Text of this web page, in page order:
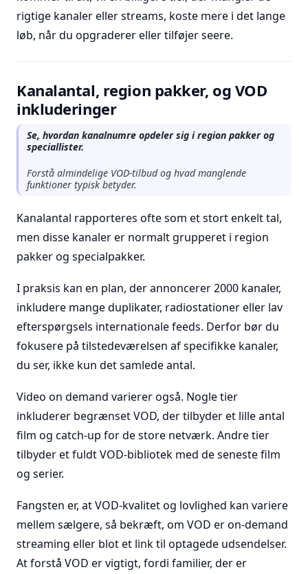
rigtige kanaler eller streams, koste mere i det lange
løb, når du opgraderer eller tilføjer seere.
Kanalantal, region pakker, og VOD
inkluderinger
Se, hvordan kanalnumre opdeler sig i region pakker og
speciallister.
Forstå almindelige VOD-tilbud og hvad manglende
funktioner typisk betyder.
Kanalantal rapporteres ofte som et stort enkelt tal,
men disse kanaler er normalt grupperet i region
pakker og specialpakker.
I praksis kan en plan, der annoncerer 2000 kanaler,
inkludere mange duplikater, radiostationer eller lav
efterspørgsels internationale feeds. Derfor bør du
fokusere på tilstedeværelsen af specifikke kanaler,
du ser, ikke kun det samlede antal.
Video on demand varierer også. Nogle tier
inkluderer begrænset VOD, der tilbyder et lille antal
film og catch-up for de store netværk. Andre tier
tilbyder et fuldt VOD-bibliotek med de seneste film
og serier.
Fangsten er, at VOD-kvalitet og lovlighed kan variere
mellem sælgere, så bekræft, om VOD er on-demand
streaming eller blot et link til optagede udsendelser.
At forstå VOD er vigtigt, fordi familier, der er